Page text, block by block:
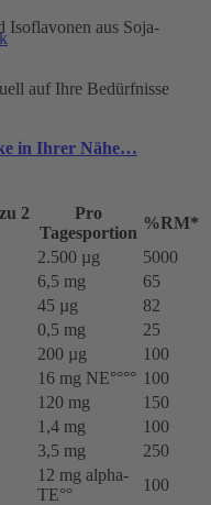
Isoflavonen aus Soja-
auf Ihre Bedürfnisse
in Ihrer Nähe…
2
Pro
Tagesportion
%RM*
2.500 µg
5000
6,5 mg
65
45 µg
82
0,5 mg
25
200 µg
100
16 mg NE°°°° 100
120 mg
150
1,4 mg
100
3,5 mg
250
12 mg alpha-
TE°°
100